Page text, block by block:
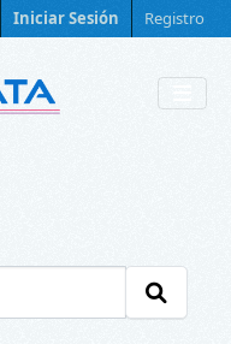
Iniciar Sesión Registro